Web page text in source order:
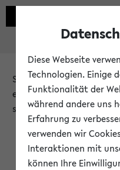
Sie möchten auf eine
erst nach einer
steht.
Bitte
Diese Webseite
Technologien. Einige
Funktionalität der
während andere uns
Erfahrung zu
verwenden wir
Interaktionen mit
können Ihre